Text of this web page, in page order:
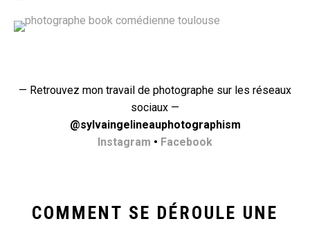
— Retrouvez mon travail de photographe sur les réseaux
sociaux —
@sylvaingelineauphotographism
Instagram • Facebook
COMMENT SE DÉROULE UNE